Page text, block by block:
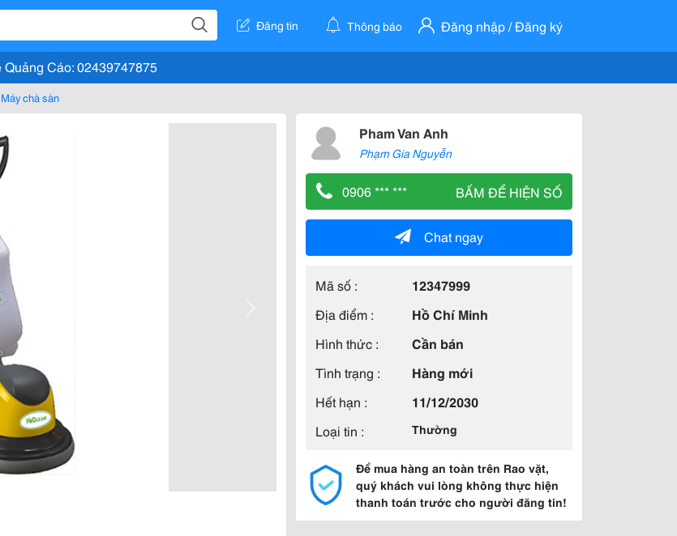
Đăng tin Thông báo Đăng nhập / Đăng ký
Quảng Cáo: 02439747875
Máy chà sàn
Pham Van Anh
Phạm Gia Nguyễn
0906 *** *** BẤM ĐỂ HIỆN SỐ
Chat ngay
Mã số :
12347999
Địa điểm :
Hồ Chí Minh
Hình thức :
Cần bán
Tình trạng :
Hàng mới
Hết hạn :
11/12/2030
Loại tin :
Thường
Để mua hàng an toàn trên Rao vặt,
quý khách vui lòng không thực hiện
thanh toán trước cho người đăng tin!